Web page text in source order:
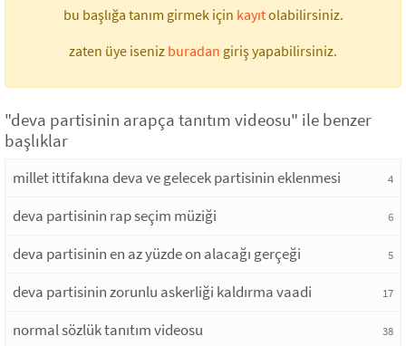
bu başlığa tanım girmek için kayıtolabilirsiniz.
zaten üye iseniz buradan giriş yapabilirsiniz.
"deva partisinin arapça tanıtım videosu" ile benzer
başlıklar
millet ittifakına deva ve gelecek partisinin eklenmesi 4
deva partisinin rap seçim müziği 6
deva partisinin en az yüzde on alacağı gerçeği 5
deva partisinin zorunlu askerliği kaldırma vaadi 17
normal sözlük tanıtım videosu 38